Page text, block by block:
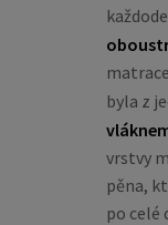
byla z
vrstvy
pěna,
po celé